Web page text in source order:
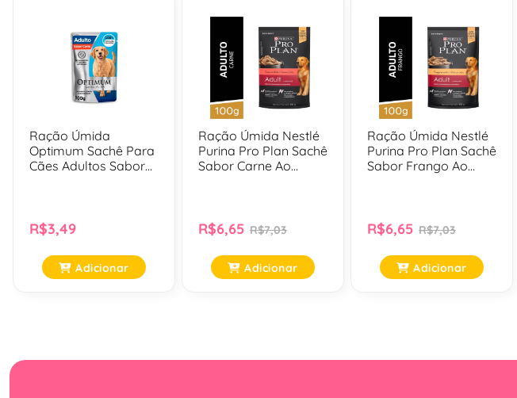
Ração Úmida
Optimum Sachê Para
Cães Adultos Sabor
R$3,49
Adicionar
Ração Úmida Nestlé
Purina Pro Plan Sachê
Sabor Carne Ao
R$6,65 R$7,03
Adicionar
Ração Úmida Nestlé
Purina Pro Plan Sachê
Sabor Frango Ao
R$6,65 R$7,03
Adicionar